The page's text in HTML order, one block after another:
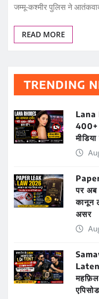
जम्मू-कश्मीर पुलिस ने
READ MORE
TRENDING
Lana
400+
पर अब
कानून
असर